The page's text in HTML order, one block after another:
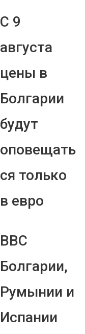
С 9
августа
цены в
Болгарии
будут
оповещать
ся только
в евро
ВВС
Болгарии,
Румынии и
Испании